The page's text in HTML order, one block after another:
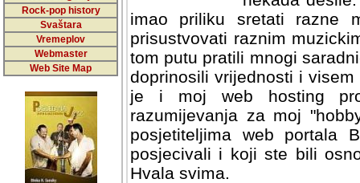
Rock-pop history
Svaštara
Vremeplov
Webmaster
Web Site Map
imao priliku sretati razne
prisustvovati raznim
tom putu pratili mnogi
doprinosili vrijednosti i
je i moj web hosting
razumijevanja za moj
posjetiteljima web portala
posjecivali i koji ste bili
Hvala svima.